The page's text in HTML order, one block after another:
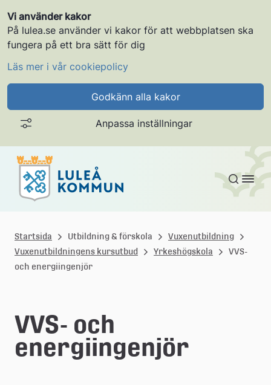
Vi använder kakor
På lulea.se använder vi kakor för att webbplatsen ska
fungera på ett bra sätt för dig
Läs mer i vår cookiepolicy
Godkänn alla kakor
Anpassa inställningar
Gå till innehållet
u
l
å
k
o
Startsida Utbildning & förskola
Vuxenutbildning
Vuxenutbildningens kursutbud
Yrkeshögskola
VVS-
och energiingenjör
VVS- och
energiingenjör